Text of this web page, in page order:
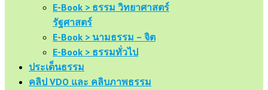
E-Book > ธรรม วิทยาศาสตร์
รัฐศาสตร์
E-Book > นามธรรม – จิต
E-Book > ธรรมทั่วไป
ประเด็นธรรม
คลิป VDO และ คลิบภาพธรรม